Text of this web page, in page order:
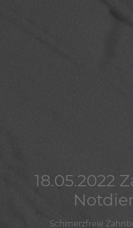
18.05.2022
Schmerzfreie
18.05.2022
Schmerzfreie
18.05.2022
Schmerzfreie